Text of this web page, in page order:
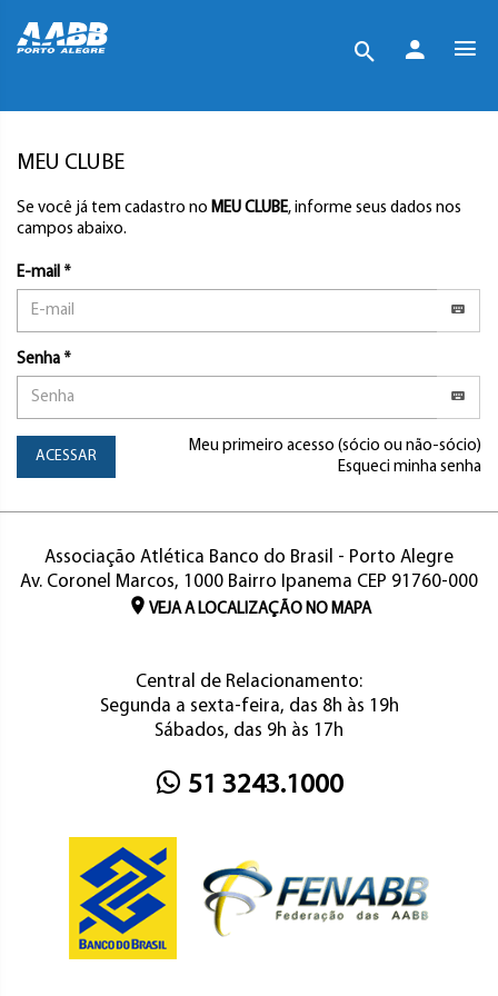
MEU CLUBE
Se você já tem cadastro no MEU CLUBE, informe seus dados nos
campos abaixo.
E-mail *
Senha *
ACESSAR
Meu primeiro acesso (sócio ou não-sócio)
Esqueci minha senha
Associação Atlética Banco do Brasil - Porto Alegre
Av. Coronel Marcos, 1000 Bairro Ipanema CEP 91760-000
VEJA A LOCALIZAÇÃO NO MAPA
Central de Relacionamento:
Segunda a sexta-feira, das 8h às 19h
Sábados, das 9h às 17h
51 3243.1000